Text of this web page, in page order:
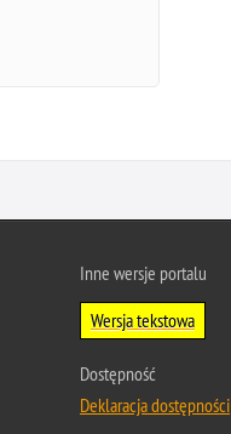
Inne wersje portalu
Wersja tekstowa
Dostępność
Deklaracja dostępności